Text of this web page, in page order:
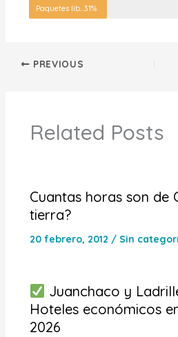
Paquetes libres31%
PREVIOUS
Related Posts
Cuantas horas son de
tierra?
20 febrero, 2012 / Sin
Juanchaco y
Hoteles económicos
2026